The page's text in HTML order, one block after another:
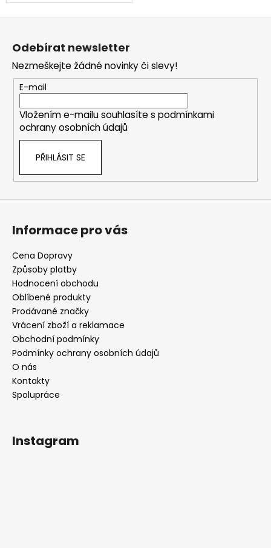
Z
Odebírat newsletter
Nezmeškejte žádné novinky či slevy!
E-mail
Vložením e-mailu souhlasíte s podmínkami
ochrany osobních údajů
PŘIHLÁSIT SE
Informace pro vás
Cena Dopravy
Způsoby platby
Hodnocení obchodu
Oblíbené produkty
Prodávané značky
Vrácení zboží a reklamace
Obchodní podmínky
Podmínky ochrany osobních údajů
O nás
Kontakty
Spolupráce
Instagram